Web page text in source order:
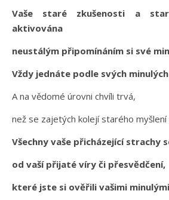
Vaše staré zkušenosti a
aktivována
neustálým připomínáním si své
Vždy jednáte podle svých
A na vědomé úrovni chvíli trvá,
než se zajetých kolejí starého myšlení
Všechny vaše přicházející strachy
od vaší přijaté víry či přesvědčení,
které jste si ověřili vašimi